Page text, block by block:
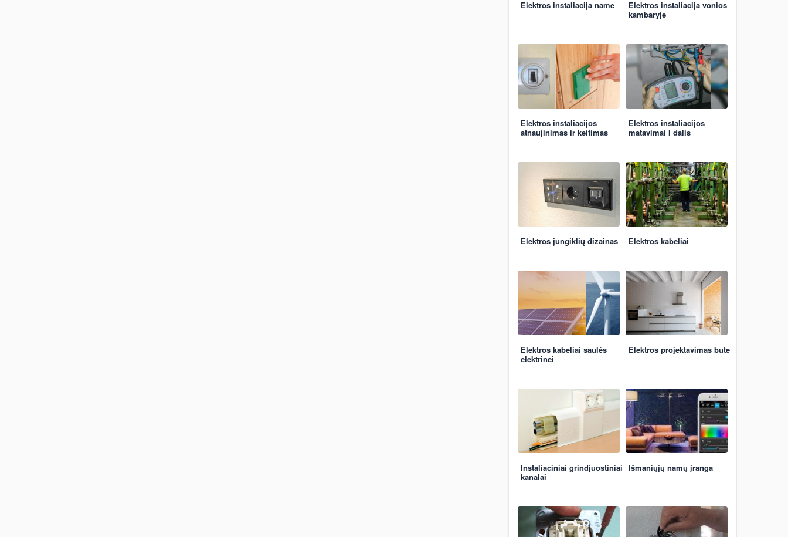
Elektros instaliacija name
Elektros instaliacija vonios
kambaryje
Elektros instaliacijos
atnaujinimas ir keitimas
Elektros instaliacijos
matavimai I dalis
Elektros jungiklių dizainas Elektros kabeliai
Elektros kabeliai saulės
elektrinei
Elektros projektavimas bute
Instaliaciniai grindjuostiniai
kanalai
Išmaniųjų namų įranga